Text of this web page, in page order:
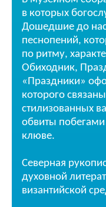
в которых
Дошедшие до
песнопений,
по ритму,
Обиходник,
«Праздники»
которого
стилизованных
обвиты побегами
клюве.
Северная
духовной
византийской